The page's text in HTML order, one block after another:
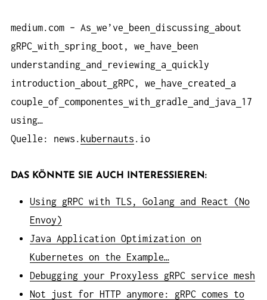
medium.com – As we’ve been discussing about
gRPC with spring boot, we have
been
understanding and reviewing a quickly
introduction
about gRPC, we have created
a
couple of componentes with gradle and java
17
using…
Quelle: news. kubernauts .io
DAS KÖNNTE SIE AUCH INTERESSIEREN:
Using gRPC with TLS, Golang and React (No
Envoy)
Java Application Optimization on
Kubernetes on the Example…
Debugging your Proxyless gRPC service mesh
Not just for HTTP anymore: gRPC comes to